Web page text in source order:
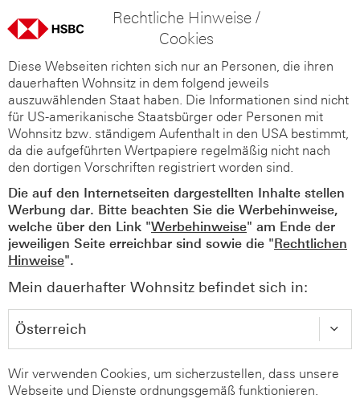
Rechtliche Hinweise /
Cookies
Diese Webseiten richten sich nur an Personen, die ihren
dauerhaften Wohnsitz in dem folgend jeweils
auszuwählenden Staat haben. Die Informationen sind nicht
für US-amerikanische Staatsbürger oder Personen mit
Wohnsitz bzw. ständigem Aufenthalt in den USA bestimmt,
da die aufgeführten Wertpapiere regelmäßig nicht nach
den dortigen Vorschriften registriert worden sind.
Die auf den Internetseiten dargestellten Inhalte stellen
Werbung dar. Bitte beachten Sie die Werbehinweise,
welche über den Link "Werbehinweise" am Ende der
jeweiligen Seite erreichbar sind sowie die "Rechtlichen
Hinweise".
Mein dauerhafter Wohnsitz befindet sich in:
Wir verwenden Cookies, um sicherzustellen, dass unsere
Webseite und Dienste ordnungsgemäß funktionieren.